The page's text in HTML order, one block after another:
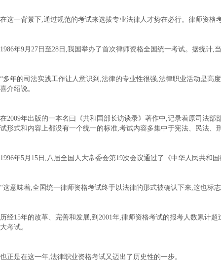
在这一背景下,通过规范的考试来选拔专业法律人才势在必行。律师资格
1986年9月27日至28日,我国举办了首次律师资格全国统一考试。据统计,
“多年的司法实践工作让人意识到,法律的专业性很强,法律职业活动是高
喜介绍说。
在2009年出版的一本名曰《共和国部长访谈录》著作中,记录着原司法
试形式和内容上都没有一个统一的标准,考试内容多集中于宪法、民法、
1996年5月15日,八届全国人大常委会第19次会议通过了《中华人民共
“这意味着,全国统一律师资格考试终于以法律的形式被确认下来,这也标
历经15年的改革、完善和发展,到2001年,律师资格考试的报考人数累计
大考试。
也正是在这一年,法律职业资格考试又迈出了历史性的一步。